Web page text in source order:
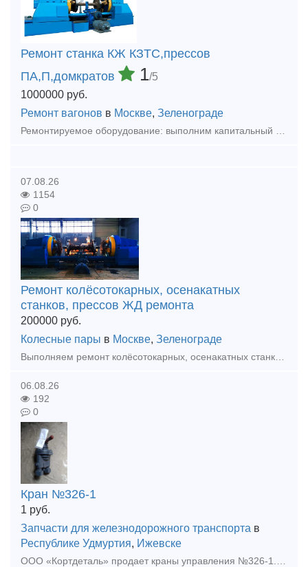
Ремонт станка КЖ КЗТС,прессов
ПА,П,домкратов
1/5
1000000 руб.
Ремонт вагонов в Москве, Зеленограде
Ремонтируемое оборудование: выполним капитальный ремонт колёсотокарных (мод. КЖ1842, КЖ1843, UGB-150 ,UBB112ф3, осетокарные 1833, и колёсофрезерных КЖ-20,1836М.10 КЗТС, UBC-150, UBC-130, UBC-125 с Ч
07.08.26
1154
0
Ремонт колёсотокарных, осенакатных
станков, прессов ЖД ремонта
200000 руб.
Колесные пары в Москве, Зеленограде
Выполняем ремонт колёсотокарных, осенакатных станков, прессовое , гидравлическое оборудование для формирования, распрессовки и запрессовки колесных пар железнодорожного подвижного состава (грузовых и
06.08.26
192
0
Кран №326-1
1 руб.
Запчасти для железнодорожного транспорта в
Республике Удмуртия, Ижевске
ООО «Кортдеталь» продает краны управления №326-1. Цена с НДС. Организуем доставку из Ижевска.